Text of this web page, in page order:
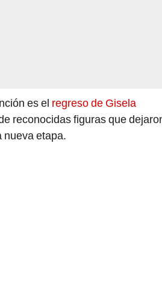
reconocidas figuras que dejaron
nueva etapa.